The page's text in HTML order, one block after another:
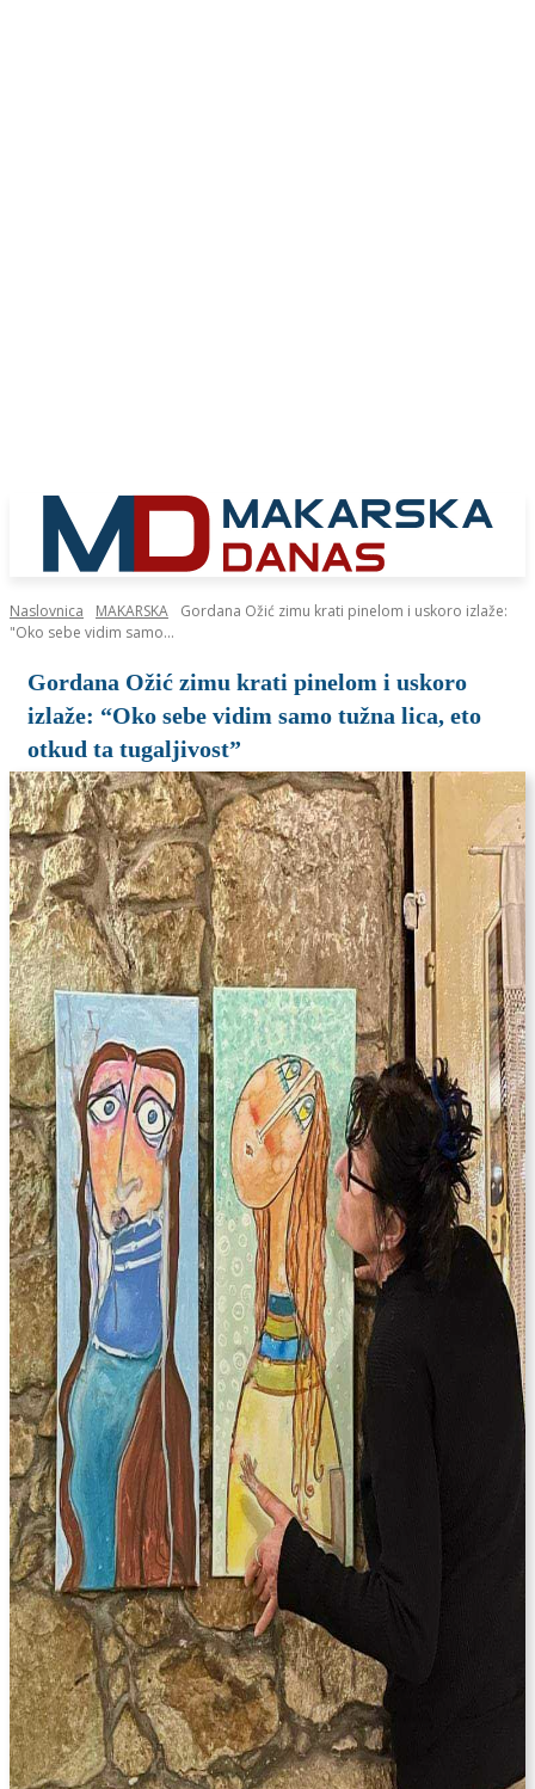
Naslovnica MAKARSKA
Gordana Ožić zimu krati pinelom i uskoro izlaže:
"Oko sebe vidim samo...
Gordana Ožić zimu krati pinelom i uskoro
izlaže: “Oko sebe vidim samo tužna lica, eto
otkud ta tugaljivost”